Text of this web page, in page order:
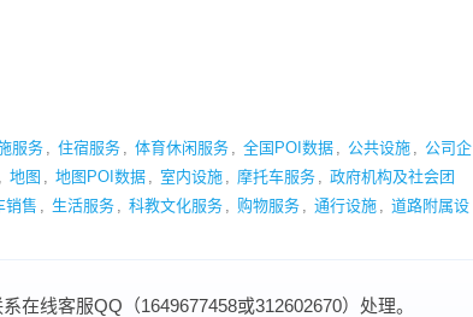
服务 , 住宿服务 , 体育休闲服务 , 全国POI数据 , 公共设施 , 公司企
, 地图 , 地图POI数据 , 室内设施 , 摩托车服务 , 政府机构及社会团
销售 , 生活服务 , 科教文化服务 , 购物服务 , 通行设施 , 道路附属设
在线客服QQ（1649677458或312602670）处理。